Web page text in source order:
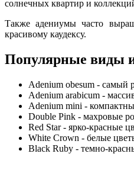
солнечных квартир и
Также адениумы часто
красивому каудексу.
Популярные виды
Adenium obesum - самый
Adenium arabicum -
Adenium mini -
Double Pink - махровые
Red Star - ярко-красные
White Crown - белые
Black Ruby - темно-